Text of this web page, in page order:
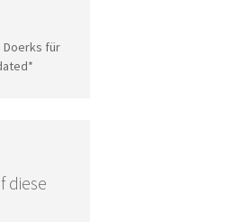
Doerks für
diese